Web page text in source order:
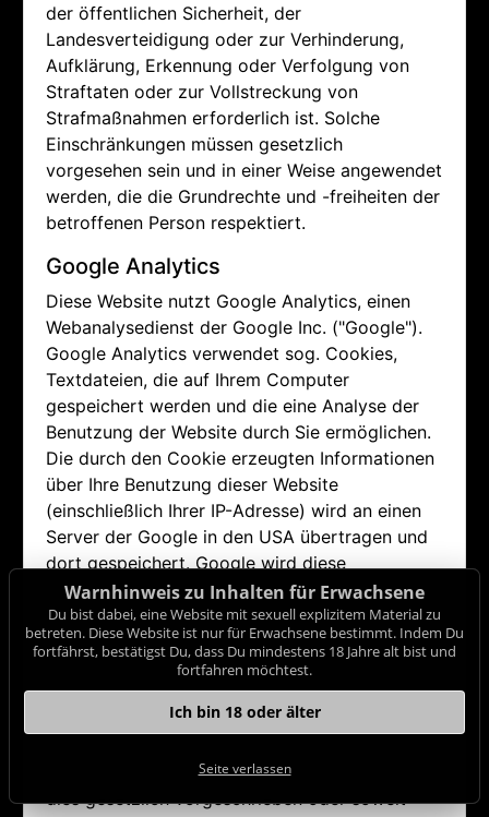
der öffentlichen Sicherheit, der
Landesverteidigung oder zur Verhinderung,
Aufklärung, Erkennung oder Verfolgung von
Straftaten oder zur Vollstreckung von
Strafmaßnahmen erforderlich ist. Solche
Einschränkungen müssen gesetzlich
vorgesehen sein und in einer Weise angewendet
werden, die die Grundrechte und -freiheiten der
betroffenen Person respektiert.
Google Analytics
Diese Website nutzt Google Analytics, einen
Webanalysedienst der Google Inc. ("Google").
Google Analytics verwendet sog. Cookies,
Textdateien, die auf Ihrem Computer
gespeichert werden und die eine Analyse der
Benutzung der Website durch Sie ermöglichen.
Die durch den Cookie erzeugten Informationen
über Ihre Benutzung dieser Website
(einschließlich Ihrer IP-Adresse) wird an einen
Server der Google in den USA übertragen und
dort gespeichert. Google wird diese
Informationen benutzen, um Ihre Nutzung der
Website auszuwerten, um Reports über die
Websiteaktivitäten für die Websitebetreiber
zusammenzustellen und um weitere mit der
Websitenutzung und der Internetnutzung
verbundene Dienstleistungen zu erbringen.
gegebenenfalls an Dritte übertragen, sofern
dies gesetzlich vorgeschrieben oder soweit
Warnhinweis zu Inhalten für Erwachsene
Du bist dabei, eine Website mit sexuell explizitem Material zu
betreten. Diese Website ist nur für Erwachsene bestimmt. Indem Du
fortfährst, bestätigst Du, dass Du mindestens 18 Jahre alt bist und
fortfahren möchtest.
Ich bin 18 oder älter
Seite verlassen